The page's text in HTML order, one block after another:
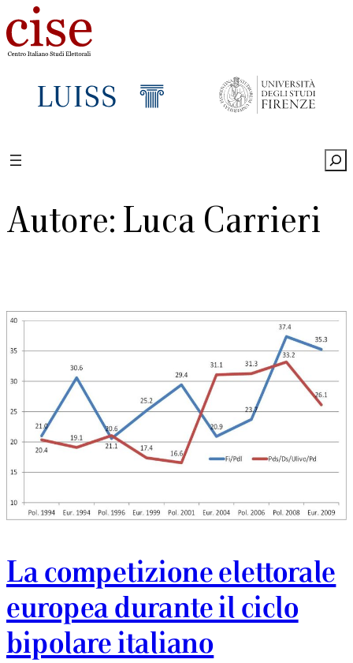
Vai
al
Autore: Luca Carrieri
La competizione elettorale
europea durante il ciclo
bipolare italiano